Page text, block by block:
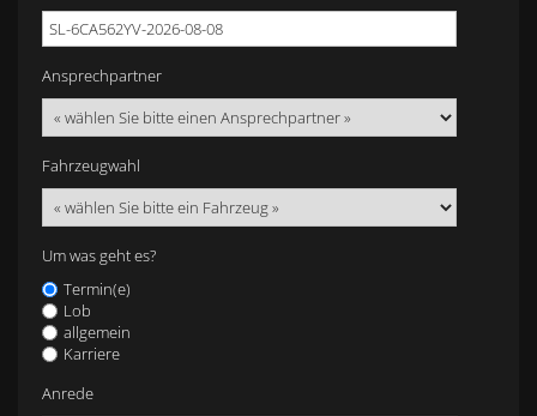
Ansprechpartner
Fahrzeugwahl
Um was geht es?
Termin(e)
Lob
allgemein
Karriere
Anrede